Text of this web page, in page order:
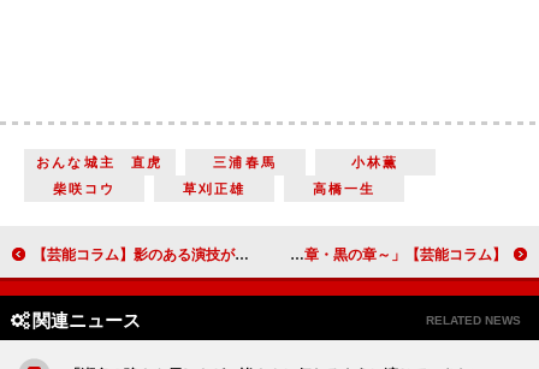
おんな城主 直虎 三浦春馬
小林薫
柴咲コウ
草刈正雄 高橋一生
【芸能コラム】影のある演技が示す俳優・妻夫木聡の真価 『愚行録』 【芸能コラム】2017年、小松菜奈の活躍を占う試金石 「スリル！～赤の章・黒の章～」
関連ニュース RELATED NEWS